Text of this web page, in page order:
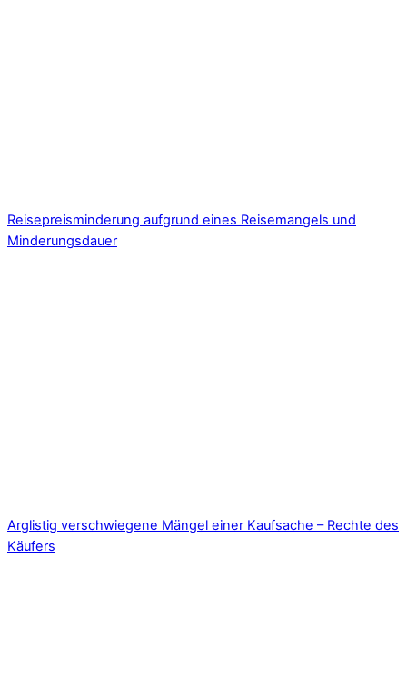
Reisepreisminderung aufgrund eines Reisemangels und
Minderungsdauer
Arglistig verschwiegene Mängel einer Kaufsache – Rechte des
Käufers